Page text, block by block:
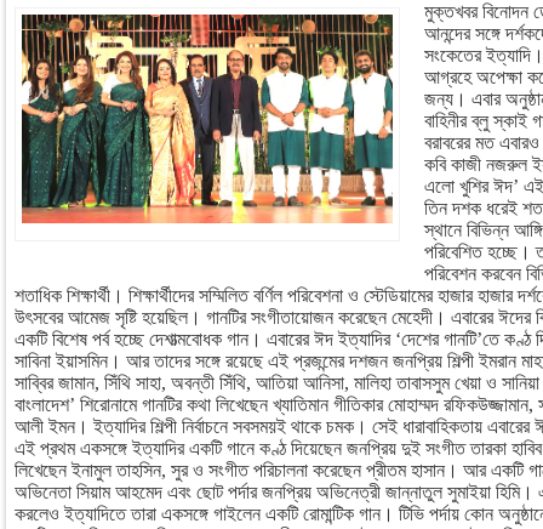
মুক্তখবর বিনোদন
আনন্দের সঙ্গে
সংকেতের
আগ্রহে অপেক্ষা
জন্য। এবার
বাহিনীর ব্লু স্কাই
বরাবরের মত
কবি কাজী নজরুল
এলো খুশির ঈদ’ এই
তিন দশক ধরেই শত
স্থানে বিভিন্ন
পরিবেশিত হচ্ছে।
পরিবেশন করবেন
শতাধিক শিক্ষার্থী। শিক্ষার্থীদের সম্মিলিত বর্ণিল পরিবেশনা ও স্টেডিয়ামের হাজার
উৎসবের আমেজ সৃষ্টি হয়েছিল। গানটির সংগীতায়োজন করেছেন মেহেদী। এবারের ঈদের
একটি বিশেষ পর্ব হচ্ছে দেশাত্মবোধক গান। এবারের ঈদ ইত্যাদির ‘দেশের গানটি’তে কণ্ঠ
সাবিনা ইয়াসমিন। আর তাদের সঙ্গে রয়েছে এই প্রজন্মের দশজন জনপ্রিয় শিল্পী ইমরান
সাব্বির জামান, সিঁথি সাহা, অবন্তী সিঁথি, আতিয়া আনিসা, মালিহা তাবাসসুম খেয়া ও
বাংলাদেশ’ শিরোনামে গানটির কথা লিখেছেন খ্যাতিমান গীতিকার মোহাম্মদ
আলী ইমন। ইত্যাদির শিল্পী নির্বাচনে সবসময়ই থাকে চমক। সেই ধারাবাহিকতায় এবারের
এই প্রথম একসঙ্গে ইত্যাদির একটি গানে কণ্ঠ দিয়েছেন জনপ্রিয় দুই সংগীত তারকা
লিখেছেন ইনামুল তাহসিন, সুর ও সংগীত পরিচালনা করেছেন প্রীতম হাসান। আর একটি
অভিনেতা সিয়াম আহমেদ এবং ছোট পর্দার জনপ্রিয় অভিনেত্রী জান্নাতুল সুমাইয়া
করলেও ইত্যাদিতে তারা একসঙ্গে গাইলেন একটি রোমান্টিক গান। টিভি পর্দায় কোন